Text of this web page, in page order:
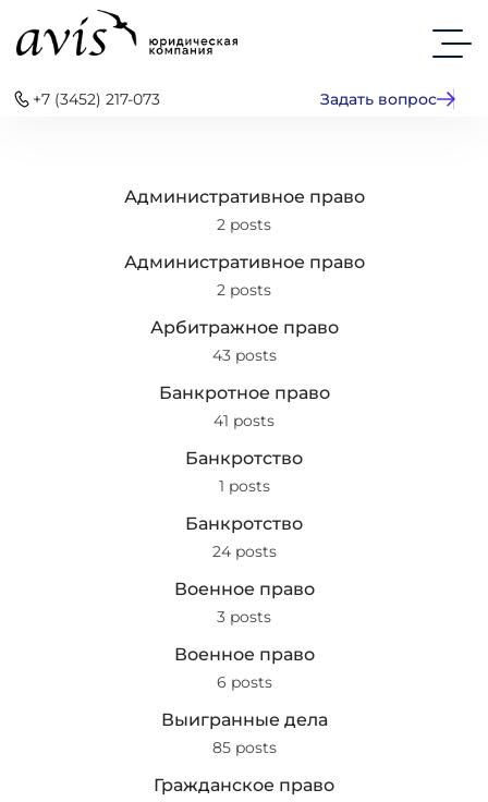
+7 (3452) 217-073 Задать вопрос
Административное право
2 posts
Административное право
2 posts
Арбитражное право
43 posts
Банкротное право
41 posts
Банкротство
1 posts
Банкротство
24 posts
Военное право
3 posts
Военное право
6 posts
Выигранные дела
85 posts
Гражданское право